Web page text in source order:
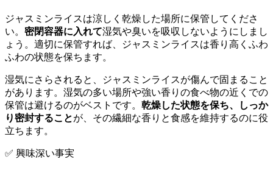
ジャスミンライスは涼しく乾燥した場所に保管してくださ
い。 密閉容器に入れて湿気や臭いを吸収しないようにしまし
ょう。適切に保管すれば、ジャスミンライスは香り高くふわ
ふわの状態を保ちます。
湿気にさらされると、ジャスミンライスが傷んで固まること
があります。湿気の多い場所や強い香りの食べ物の近くでの
保管は避けるのがベストです。 乾燥した状態を保ち、しっか
り密封することが、その繊細な香りと食感を維持するのに役
立ちます。
✅ 興味深い事実